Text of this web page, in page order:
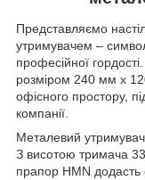
Представляємо
утримувачем –
професійної
розміром 240 мм x
офісного простору,
компанії.
Металевий
З висотою тримача
прапор HMN додасть